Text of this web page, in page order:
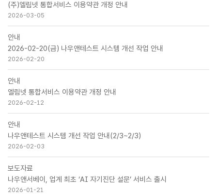
(주)엘림넷 통합서비스 이용약관 개정 안내
2026-03-05
안내
2026-02-20(금) 나우앤테스트 시스템 개선 작업 안내
2026-02-20
안내
엘림넷 통합서비스 이용약관 개정 안내
2026-02-12
안내
나우앤테스트 시스템 개선 작업 안내(2/3~2/3)
2026-02-03
보도자료
나우앤서베이, 업계 최초 ‘AI 자기진단 설문’ 서비스 출시
2026-01-21